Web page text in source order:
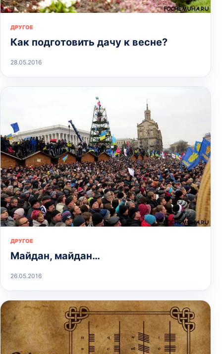
ДРУГОЕ
Как подготовить дачу к весне?
28.05.2016
ДРУГОЕ
Майдан, майдан…
26.05.2016